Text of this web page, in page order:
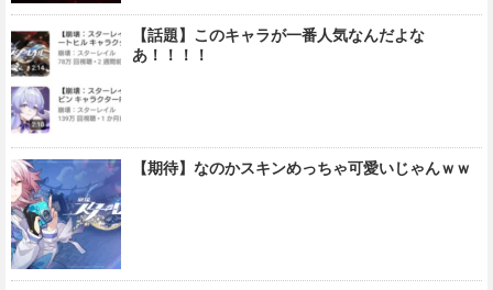
【話題】このキャラが一番人気なんだよな
あ！！！！
【期待】なのかスキンめっちゃ可愛いじゃんｗｗ